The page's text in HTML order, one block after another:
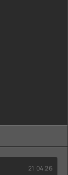
21.04.26